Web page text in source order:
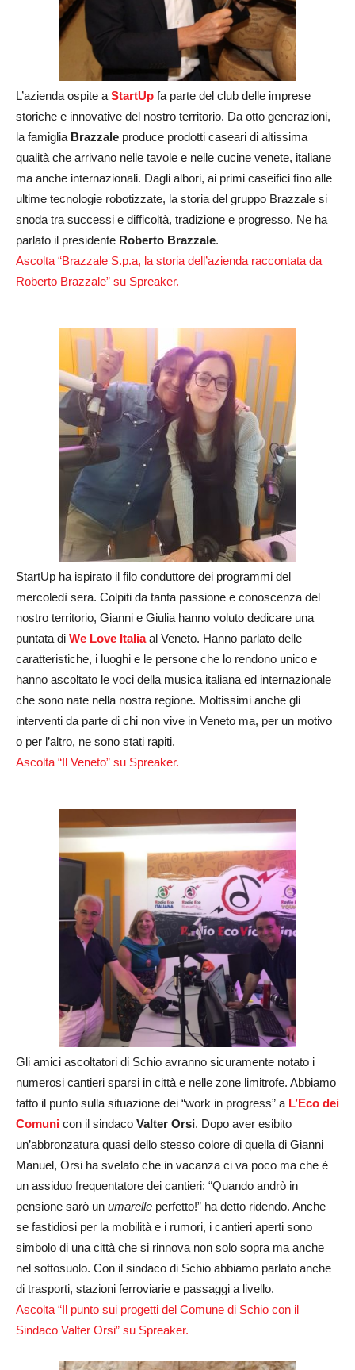
L’azienda ospite a StartUp fa parte del club delle imprese
storiche e innovative del nostro territorio. Da otto generazioni,
la famiglia Brazzale produce prodotti caseari di altissima
qualità che arrivano nelle tavole e nelle cucine venete, italiane
ma anche internazionali. Dagli albori, ai primi caseifici fino alle
ultime tecnologie robotizzate, la storia del gruppo Brazzale si
snoda tra successi e difficoltà, tradizione e progresso. Ne ha
parlato il presidente Roberto Brazzale.
Ascolta “Brazzale S.p.a, la storia dell’azienda raccontata da
Roberto Brazzale” su Spreaker.
StartUp ha ispirato il filo conduttore dei programmi del
mercoledì sera. Colpiti da tanta passione e conoscenza del
nostro territorio, Gianni e Giulia hanno voluto dedicare una
puntata di We Love Italiaal Veneto. Hanno parlato delle
caratteristiche, i luoghi e le persone che lo rendono unico e
hanno ascoltato le voci della musica italiana ed internazionale
che sono nate nella nostra regione. Moltissimi anche gli
interventi da parte di chi non vive in Veneto ma, per un motivo
o per l’altro, ne sono stati rapiti.
Ascolta “Il Veneto” su Spreaker.
Gli amici ascoltatori di Schio avranno sicuramente notato i
numerosi cantieri sparsi in città e nelle zone limitrofe. Abbiamo
fatto il punto sulla situazione dei “work in progress” a L’Eco dei
Comuni con il sindaco Valter Orsi. Dopo aver esibito
un’abbronzatura quasi dello stesso colore di quella di Gianni
Manuel, Orsi ha svelato che in vacanza ci va poco ma che è
un assiduo frequentatore dei cantieri: “Quando andrò in
pensione sarò un umarelle perfetto!” ha detto ridendo. Anche
se fastidiosi per la mobilità e i rumori, i cantieri aperti sono
simbolo di una città che si rinnova non solo sopra ma anche
nel sottosuolo. Con il sindaco di Schio abbiamo parlato anche
di trasporti, stazioni ferroviarie e passaggi a livello.
Ascolta “Il punto sui progetti del Comune di Schio con il
Sindaco Valter Orsi” su Spreaker.